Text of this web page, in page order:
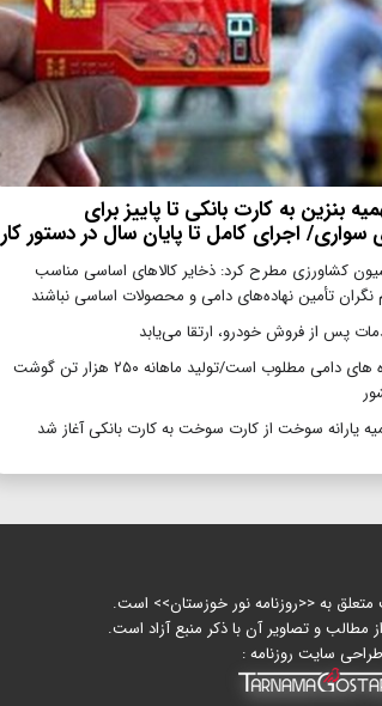
بنزین به کارت بانکی تا پاییز برای
سواری/ اجرای کامل تا پایان سال در دستور کار
کشاورزی مطرح کرد: ذخایر کالاهای اساسی مناسب
تأمین نهاده‌های دامی و محصولات اساسی نباشند
پس از فروش خودرو، ارتقا می‌یابد
ذخایر نهاده های دامی مطلوب است/تولید ماهانه ۲۵۰ هزار تن گوشت
یارانه سوخت از کارت سوخت به کارت بانکی آغاز شد
به <<روزنامه نور خوزستان>> است.
مطالب و تصاویر آن با ذکر منبع آزاد است.
طراحی سایت روزنامه :